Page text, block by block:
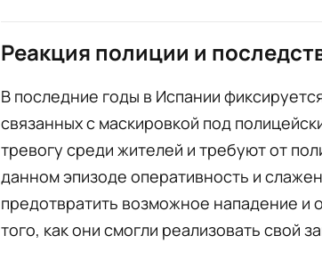
Реакция полиции и
В последние годы в Испании
связанных с маскировкой под
тревогу среди жителей и требуют от
данном эпизоде оперативность и
предотвратить возможное нападение и
того, как они смогли реализовать свой